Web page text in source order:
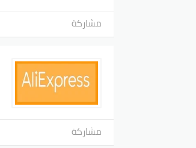
مشاركة
مشاركة